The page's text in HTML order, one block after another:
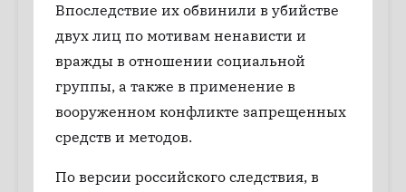
Впоследствие их обвинили в убийстве
двух лиц по мотивам ненависти и
вражды в отношении социальной
группы, а также в применение в
вооруженном конфликте запрещенных
средств и методов.
По версии российского следствия, в